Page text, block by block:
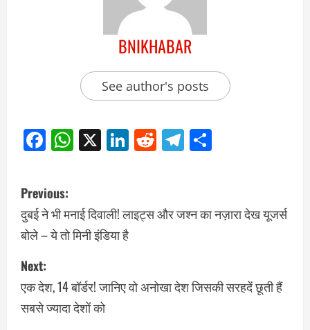
BNIKHABAR
See author's posts
Facebook
WhatsApp
X LinkedIn
RedditTelegram
Previous:
दुबई ने भी मनाई दिवाली! लाइट्स और जश्न का नज़ारा देख यूजर्स
बोले – ये तो मिनी इंडिया है
Next:
एक देश, 14 बॉर्डर! जानिए वो अनोखा देश जिसकी सरहदें छूती हैं
सबसे ज्यादा देशों को